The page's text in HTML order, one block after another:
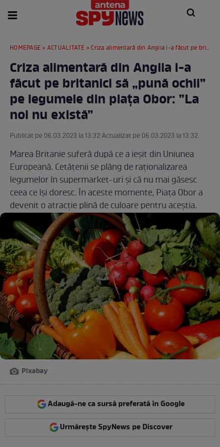
HOMEPAGE » ACTUALITATE » Criza alimentară din Anglia i-a făcut pe britanici să „pună ochii” pe legumele din piața Obor: ”La noi nu există”
Criza alimentară din Anglia i-a
făcut pe britanici să „pună ochii”
pe legumele din piața Obor: ”La
noi nu există”
Publicat pe 06.03.2023 la 13:32 Actualizat pe 06.03.2023 la 13:32
Marea Britanie suferă după ce a ieșit din Uniunea
Europeană. Cetățenii se plâng de raționalizarea
legumelor în supermarket-uri și că nu mai găsesc
ceea ce își doresc. În aceste momente, Piața Obor a
devenit o atracție plină de culoare pentru aceștia.
Pixabay
Adaugă-ne ca sursă preferată în Google
Urmărește SpyNews pe Discover